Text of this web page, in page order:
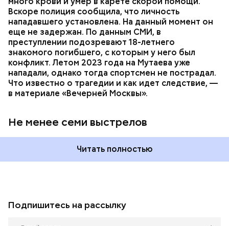
Вскоре полиция сообщила, что личность
нападавшего установлена. На данный момент он
еще не задержан. По данным СМИ, в
преступлении подозревают 18-летнего
знакомого погибшего, с которым у него был
конфликт. Летом 2023 года на Мутаева уже
нападали, однако тогда спортсмен не пострадал.
Что известно о трагедии и как идет следствие, —
в материале «Вечерней Москвы».
Не менее семи выстрелов
Читать полностью
Подпишитесь на рассылку